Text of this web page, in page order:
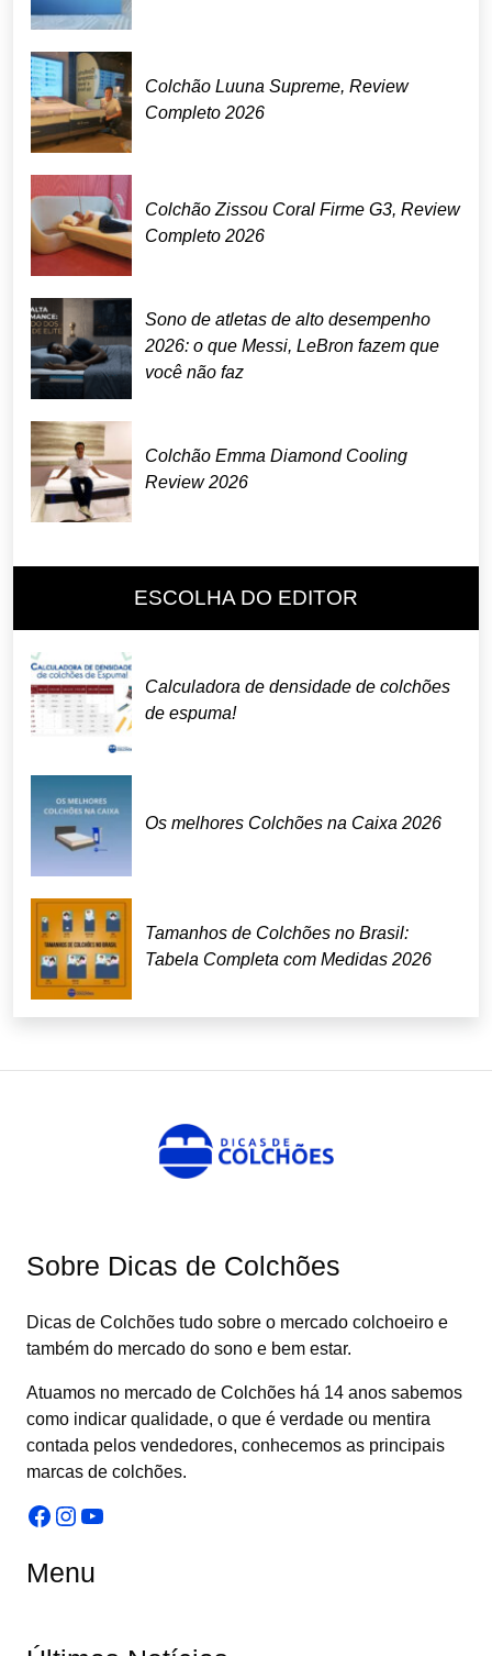
Colchão Luuna Supreme, Review
Completo 2026
Colchão Zissou Coral Firme G3, Review
Completo 2026
Sono de atletas de alto desempenho
2026: o que Messi, LeBron fazem que
você não faz
Colchão Emma Diamond Cooling
Review 2026
ESCOLHA DO EDITOR
Calculadora de densidade de colchões
de espuma!
Os melhores Colchões na Caixa 2026
Tamanhos de Colchões no Brasil:
Tabela Completa com Medidas 2026
Sobre Dicas de Colchões
Dicas de Colchões tudo sobre o mercado colchoeiro e
também do mercado do sono e bem estar.
Atuamos no mercado de Colchões há 14 anos sabemos
como indicar qualidade, o que é verdade ou mentira
contada pelos vendedores, conhecemos as principais
marcas de colchões.
Facebook
Instagram
Youtube
Menu